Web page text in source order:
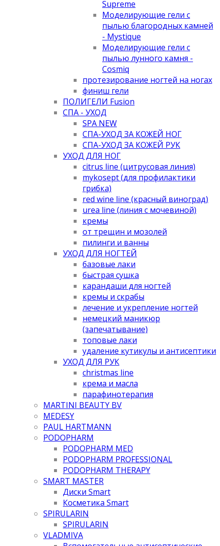
Supreme
Моделирующие гели с
пылью благородных камней
- Mystique
Моделирующие гели с
пылью лунного камня -
Cosmiq
протезирование ногтей на ногах
финиш гели
ПОЛИГЕЛИ Fusion
СПА - УХОД
SPA NEW
СПА-УХОД ЗА КОЖЕЙ НОГ
СПА-УХОД ЗА КОЖЕЙ РУК
УХОД ДЛЯ НОГ
citrus line (цитрусовая линия)
mykosept (для профилактики
грибка)
red wine line (красный виноград)
urea line (линия с мочевиной)
кремы
от трещин и мозолей
пилинги и ванны
УХОД ДЛЯ НОГТЕЙ
базовые лаки
быстрая сушка
карандаши для ногтей
кремы и скрабы
лечение и укрепление ногтей
немецкий маникюр
(запечатывание)
топовые лаки
удаление кутикулы и антисептики
УХОД ДЛЯ РУК
christmas line
крема и масла
парафинотерапия
MARTINI BEAUTY BV
MEDESY
PAUL HARTMANN
PODOPHARM
PODOPHARM MED
PODOPHARM PROFESSIONAL
PODOPHARM THERAPY
SMART MASTER
Диски Smart
Косметика Smart
SPIRULARIN
SPIRULARIN
VLADMIVA